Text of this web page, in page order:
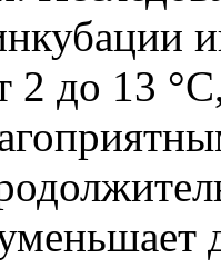
2 до 13